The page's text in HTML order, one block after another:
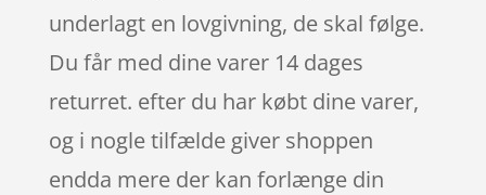
underlagt en lovgivning, de skal følge.
Du får med dine varer 14 dages
returret. efter du har købt dine varer,
og i nogle tilfælde giver shoppen
endda mere der kan forlænge din